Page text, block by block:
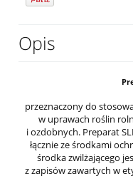
Opis
przeznaczony do
w uprawach roślin
i ozdobnych. Preparat
łącznie ze środkami
środka zwilżającego
z zapisów zawartych w